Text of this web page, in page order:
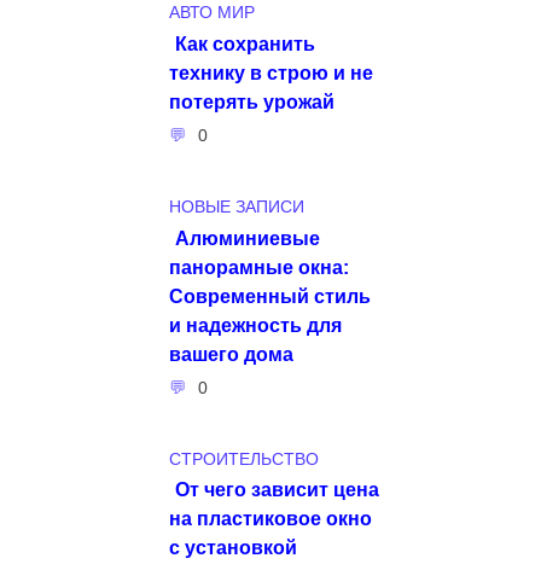
АВТО МИР
Как сохранить
технику в строю и не
потерять урожай
0
НОВЫЕ ЗАПИСИ
Алюминиевые
панорамные окна:
Современный стиль
и надежность для
вашего дома
0
СТРОИТЕЛЬСТВО
От чего зависит цена
на пластиковое окно
с установкой